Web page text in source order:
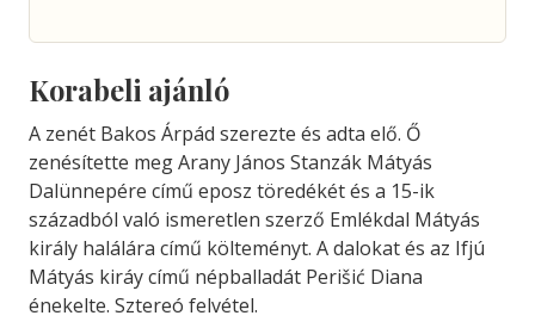
Korabeli ajánló
A zenét Bakos Árpád szerezte és adta elő. Ő
zenésítette meg Arany János Stanzák Mátyás
Dalünnepére című eposz töredékét és a 15-ik
századból való ismeretlen szerző Emlékdal Mátyás
király halálára című költeményt. A dalokat és az Ifjú
Mátyás kiráy című népballadát Perišić Diana
énekelte. Sztereó felvétel.